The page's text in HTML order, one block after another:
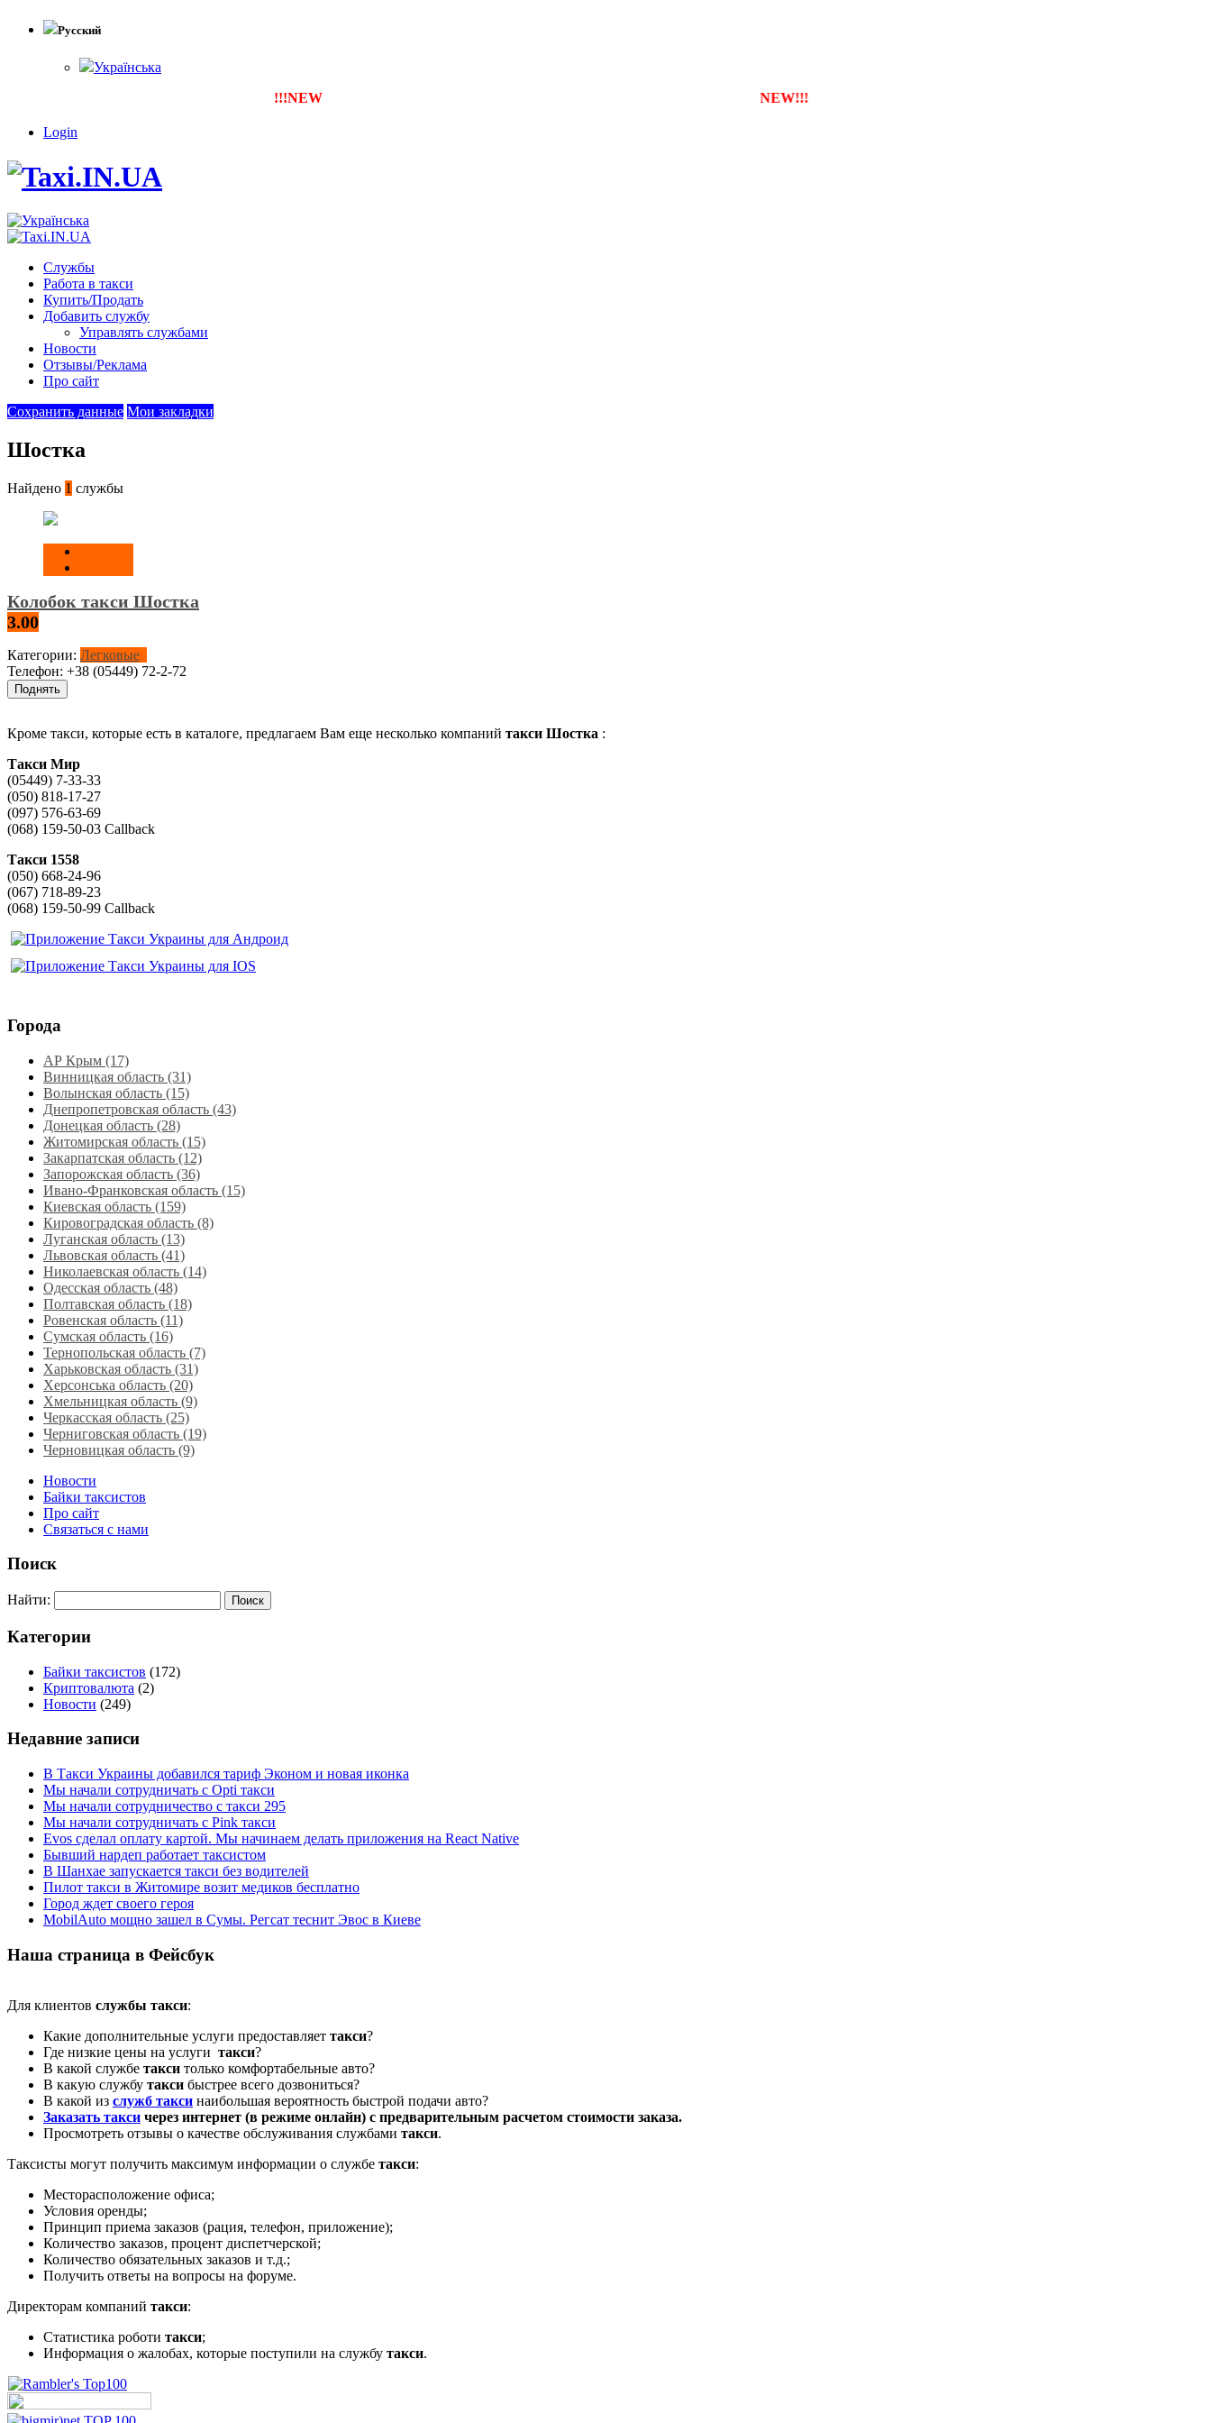
Русский
Українська
!!!NEW Тепер ти можеш зареєструвати власну службу таксі з будь-якого міста NEW!!!
Login
Службы
Работа в такси
Купить/Продать
Добавить службу
Управлять службами
Новости
Отзывы/Реклама
Про сайт
Сохранить данные Мои закладки
Шостка
Найдено 1 службы
Колобок такси Шостка
3.00
Категории: Легковые
Телефон: +38 (05449) 72-2-72
Поднять
Кроме такси, которые есть в каталоге, предлагаем Вам еще несколько компаний такси Шостка :
Такси Мир
(05449) 7-33-33
(050) 818-17-27
(097) 576-63-69
(068) 159-50-03 Callback
Такси 1558
(050) 668-24-96
(067) 718-89-23
(068) 159-50-99 Callback
Города
АР Крым (17)
Винницкая область (31)
Волынская область (15)
Днепропетровская область‎ (43)
Донецкая область (28)
Житомирская область (15)
Закарпатская область (12)
Запорожская область (36)
Ивано-Франковская область (15)
Киевская область (159)
Кировоградская область (8)
Луганская область‎ (13)
Львовская область‎ (41)
Николаевская область‎ (14)
Одесская область‎ (48)
Полтавская область (18)
Ровенская область‎ (11)
Сумская область‎ (16)
Тернопольская область‎ (7)
Харьковская область‎ (31)
Херсонська область‎ (20)
Хмельницкая область‎ (9)
Черкасская область‎ (25)
Черниговская область (19)
Черновицкая область (9)
Новости
Байки таксистов
Про сайт
Связаться с нами
Поиск
Найти:
Категории
Байки таксистов (172)
Криптовалюта (2)
Новости (249)
Недавние записи
В Такси Украины добавился тариф Эконом и новая иконка
Мы начали сотрудничать с Opti такси
Мы начали сотрудничество с такси 295
Мы начали сотрудничать с Pink такси
Evos сделал оплату картой. Мы начинаем делать приложения на React Native
Бывший нардеп работает таксистом
В Шанхае запускается такси без водителей
Пилот такси в Житомире возит медиков бесплатно
Город ждет своего героя
MobilAuto мощно зашел в Сумы. Регсат теснит Эвос в Киеве
Наша страница в Фейсбук
Для клиентов службы такси:
Какие дополнительные услуги предоставляет такси?
Где низкие цены на услуги такси?
В какой службе такси только комфортабельные авто?
В какую службу такси быстрее всего дозвониться?
В какой из служб такси наибольшая вероятность быстрой подачи авто?
Заказать такси через интернет (в режиме онлайн) с предварительным расчетом стоимости заказа.
Просмотреть отзывы о качестве обслуживания службами такси.
Таксисты могут получить максимум информации о службе такси:
Месторасположение офиса;
Условия оренды;
Принцип приема заказов (рация, телефон, приложение);
Количество заказов, процент диспетчерской;
Количество обязательных заказов и т.д.;
Получить ответы на вопросы на форуме.
Директорам компаний такси:
Статистика роботи такси;
Информация о жалобах, которые поступили на службу такси.